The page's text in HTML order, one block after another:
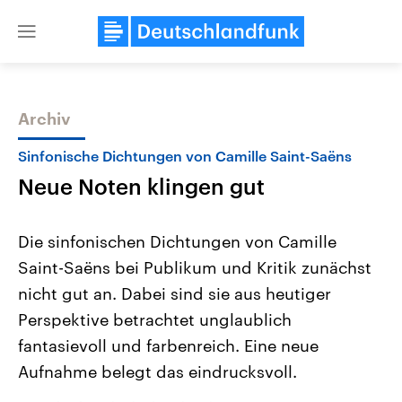
Close
Themen
Landtagswahl Sachsen-Anhalt
2026
Alle Informationen
Sachsen-Anhalt wählt am 6.
September 2026 einen neuen
Landtag. Seit 2021 wird das
Bundesland von einer Koalition aus
USA
Aktuelle Beiträge,
Hintergründe
Wirtschaftlich und
gehören die Vereinigten
Archiv
Sinfonische Dichtungen von Camille Saint-Saëns
Neue Noten klingen gut
Die sinfonischen Dichtungen von Camille
Saint-Saëns bei Publikum und Kritik zunächst
nicht gut an. Dabei sind sie aus heutiger
Perspektive betrachtet unglaublich
fantasievoll und farbenreich. Eine neue
Aufnahme belegt das eindrucksvoll.